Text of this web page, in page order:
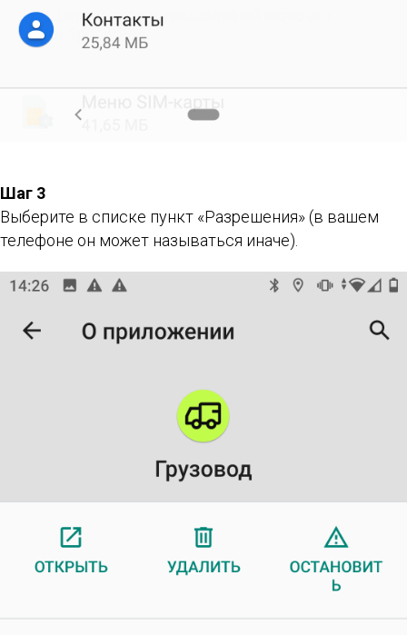
Шаг 3
Выберите в списке пункт «Разрешения» (в вашем
телефоне он может называться иначе).